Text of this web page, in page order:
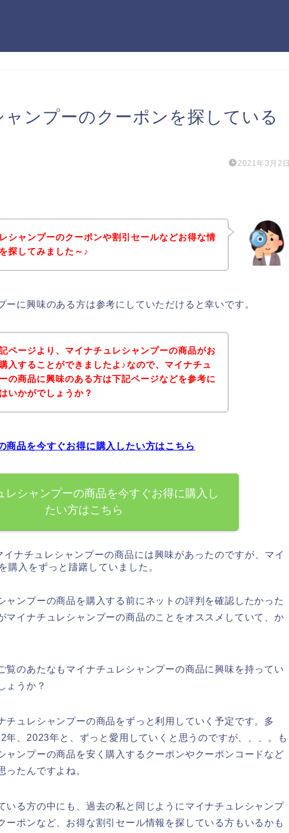
ンプーのクーポンを探している
2021年3月2日
シャンプーのクーポンや割引セールなどお得な情
探してみました～♪
ーに興味のある方は参考にしていただけると幸いです。
ページより、マイナチュレシャンプーの商品がお
入することができましたよ♪なので、マイナチュ
の商品に興味のある方は下記ページなどを参考に
いかがでしょうか？
商品を今すぐお得に購入したい方はこちら
レシャンプーの商品を今すぐお得に購入し
たい方はこちら
ナチュレシャンプーの商品には興味があったのですが、マイ
購入をずっと躊躇していました。
ャンプーの商品を購入する前にネットの評判を確認したかった
マイナチュレシャンプーの商品のことをオススメしていて、か
覧のあたなもマイナチュレシャンプーの商品に興味を持ってい
ょうか？
チュレシャンプーの商品をずっと利用していく予定です。多
、2023年と、ずっと愛用していくと思うのですが、、、。も
ャンプーの商品を安く購入するクーポンやクーポンコードなど
ったんですよね。
いる方の中にも、過去の私と同じようにマイナチュレシャンプ
ーポンなど、お得な割引セール情報を探している方もいるかも